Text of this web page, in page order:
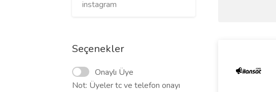
Seçenekler
Onaylı Üye
Not: Üyeler tc ve telefon onayı